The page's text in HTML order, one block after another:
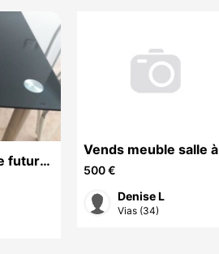
futur
Vends meuble salle à
manger
500 €
Denise L
Vias (34)